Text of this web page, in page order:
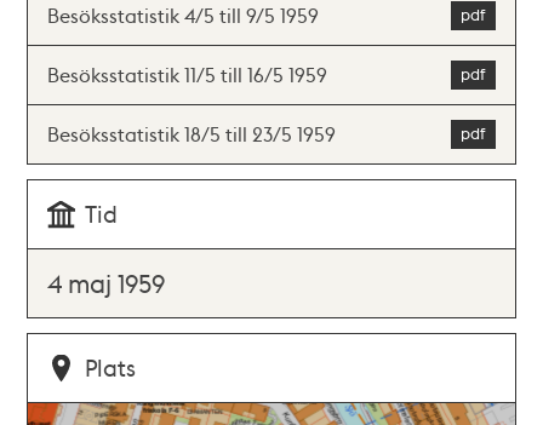
Besöksstatistik 4/5 till 9/5 1959
Besöksstatistik 11/5 till 16/5 1959
Besöksstatistik 18/5 till 23/5 1959
Tid
4 maj 1959
Plats